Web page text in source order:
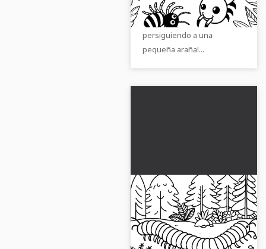
emocionante imagen para
colorear de un ciempiés
persiguiendo a una
pequeña araña!...
Cienpies se arrastra
por el suelo del
bosque - Plantilla de
color gratuita
Colorea la serpiente de mil
patas en el suelo del